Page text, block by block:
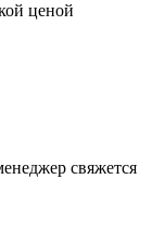
ценой
свяжется